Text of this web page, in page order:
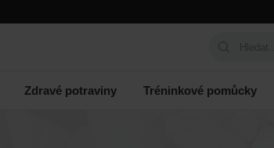
Zdravé potraviny Tréninkové pomůcky